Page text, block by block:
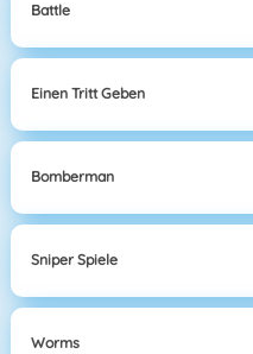
Battle
Einen Tritt Geben
Bomberman
Sniper Spiele
Worms